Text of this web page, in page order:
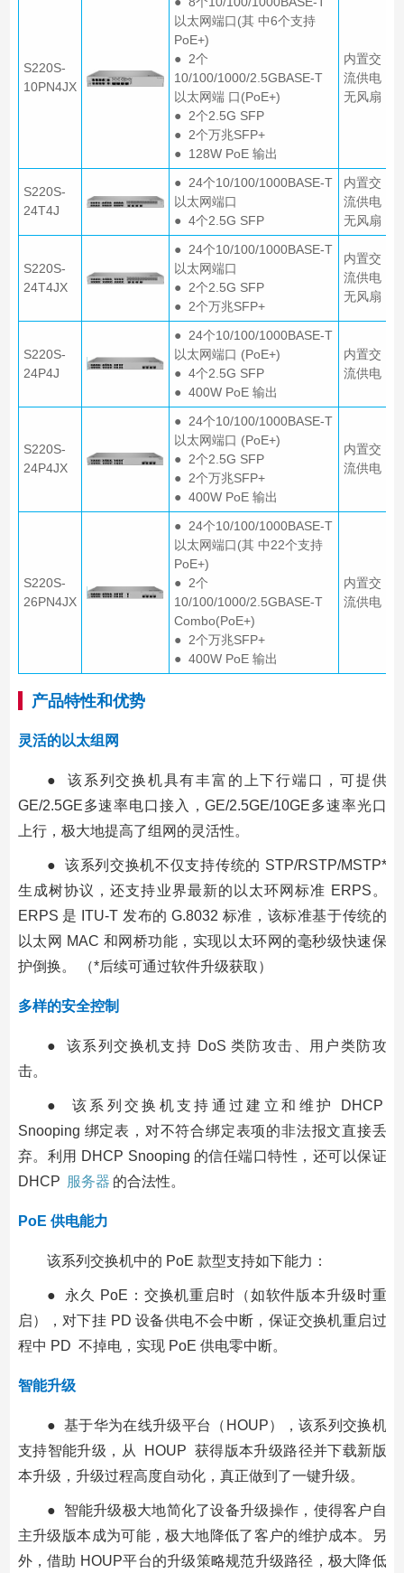
S220S-
10PN4JX
以太网端口(其 中6个支持
PoE+)
● 2个
10/100/1000/2.5GBASE-T
以太网端 口(PoE+)
● 2个2.5G SFP
● 2个万兆SFP+
● 128W PoE 输出
内置交
流供电
无风扇
S220S-
24T4J
● 24个10/100/1000BASE-T
以太网端口
● 4个2.5G SFP
内置交
流供电
无风扇
S220S-
24T4JX
● 24个10/100/1000BASE-T
以太网端口
● 2个2.5G SFP
● 2个万兆SFP+
内置交
流供电
无风扇
S220S-
24P4J
● 24个10/100/1000BASE-T
以太网端口 (PoE+)
● 4个2.5G SFP
● 400W PoE 输出
内置交
流供电
S220S-
24P4JX
● 24个10/100/1000BASE-T
以太网端口 (PoE+)
● 2个2.5G SFP
● 2个万兆SFP+
● 400W PoE 输出
内置交
流供电
S220S-
26PN4JX
● 24个10/100/1000BASE-T
以太网端口(其 中22个支持
PoE+)
● 2个
10/100/1000/2.5GBASE-T
Combo(PoE+)
● 2个万兆SFP+
● 400W PoE 输出
内置交
流供电
产品特性和优势
灵活的以太组网
● 该系列交换机具有丰富的上下行端口，可提供
GE/2.5GE多速率电口接入，GE/2.5GE/10GE多速率光口
上行，极大地提高了组网的灵活性。
● 该系列交换机不仅支持传统的 STP/RSTP/MSTP*
生成树协议，还支持业界最新的以太环网标准 ERPS。
ERPS 是 ITU-T 发布的 G.8032 标准，该标准基于传统的
以太网 MAC 和网桥功能，实现以太环网的毫秒级快速保
护倒换。 （*后续可通过软件升级获取）
多样的安全控制
● 该系列交换机支持 DoS 类防攻击、用户类防攻
击。
● 该系列交换机支持通过建立和维护 DHCP
Snooping 绑定表，对不符合绑定表项的非法报文直接丢
弃。利用 DHCP Snooping 的信任端口特性，还可以保证
DHCP 服务器 的合法性。
PoE 供电能力
该系列交换机中的 PoE 款型支持如下能力：
● 永久 PoE：交换机重启时（如软件版本升级时重
启），对下挂 PD 设备供电不会中断，保证交换机重启过
程中 PD 不掉电，实现 PoE 供电零中断。
智能升级
● 基于华为在线升级平台（HOUP），该系列交换机
支持智能升级，从 HOUP 获得版本升级路径并下载新版
本升级，升级过程高度自动化，真正做到了一键升级。
● 智能升级极大地简化了设备升级操作，使得客户自
主升级版本成为可能，极大地降低了客户的维护成本。另
外，借助 HOUP平台的升级策略规范升级路径，极大降低